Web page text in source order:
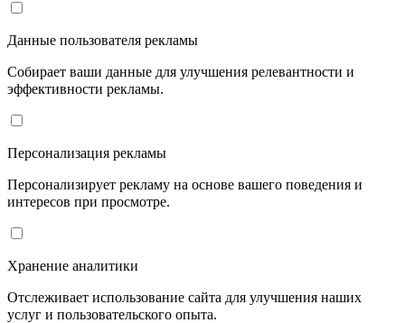
Данные пользователя рекламы
Собирает ваши данные для улучшения релевантности и
эффективности рекламы.
Персонализация рекламы
Персонализирует рекламу на основе вашего поведения и
интересов при просмотре.
Хранение аналитики
Отслеживает использование сайта для улучшения наших
услуг и пользовательского опыта.